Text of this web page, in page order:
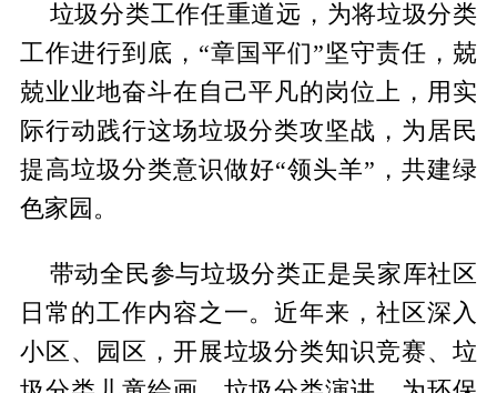
垃圾分类工作任重道远，为将垃圾分类
工作进行到底，“章国平们”坚守责任，兢
兢业业地奋斗在自己平凡的岗位上，用实
际行动践行这场垃圾分类攻坚战，为居民
提高垃圾分类意识做好“领头羊”，共建绿
色家园。
带动全民参与垃圾分类正是吴家厍社区
日常的工作内容之一。近年来，社区深入
小区、园区，开展垃圾分类知识竞赛、垃